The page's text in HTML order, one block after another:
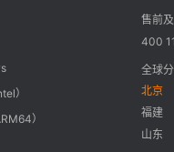
）
）
售前
400
全球分
北京
福建
山东